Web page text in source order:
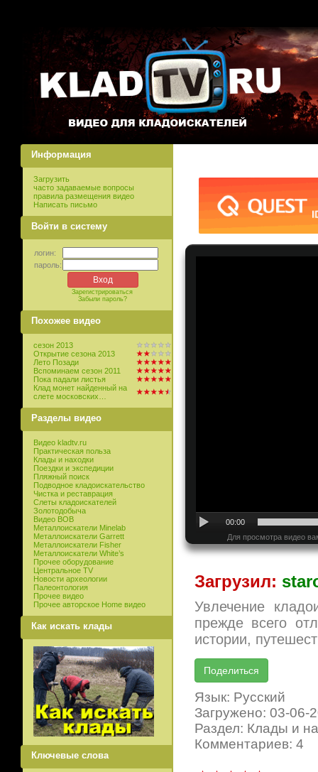
Информация
Загрузить
часто задаваемые вопросы
правила размещения видео
Написать письмо
Войти в систему
логин:
пароль:
Зарегистрироваться
Забыли пароль?
Похожее видео
сезон 2013
Открытие сезона 2013
Лето Позади
Вспоминаем сезон 2011
Пока падали листья
Клад монет найденный на
слете московских…
Разделы видео
Видео kladtv.ru
Практическая польза
Клады и находки
Поездки и экспедиции
Пляжный поиск
Подводное кладоискательство
Чистка и реставрация
Слеты кладоискателей
Золотодобыча
Видео ВОВ
Металлоискатели Minelab
Металлоискатели Garrett
Металлоискатели Fisher
Металлоискатели White’s
Прочее оборудование
Центральное TV
Новости археологии
Палеонтология
Прочее видео
Прочее авторское Home видео
Как искать клады
Ключевые слова
00:00
Для просмотра видео
Загрузил:
Увлечение
прежде всего
истории,
Язык: Русский
Загружено: 03-06-
Раздел: Клады и
Комментариев: 4